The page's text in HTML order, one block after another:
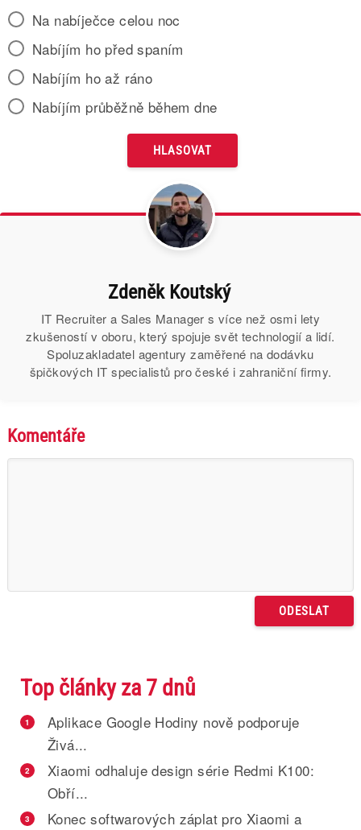
Na nabíječce celou noc
Nabíjím ho před spaním
Nabíjím ho až ráno
Nabíjím průběžně během dne
Zdeněk Koutský
IT Recruiter a Sales Manager s více než osmi lety
zkušeností v oboru, který spojuje svět technologií a lidí.
Spoluzakladatel agentury zaměřené na dodávku
špičkových IT specialistů pro české i zahraniční firmy.
Komentáře
Top články za 7 dnů
1
Aplikace Google Hodiny nově podporuje
Živá...
2
Xiaomi odhaluje design série Redmi K100:
Obří...
3
Konec softwarových záplat pro Xiaomi a